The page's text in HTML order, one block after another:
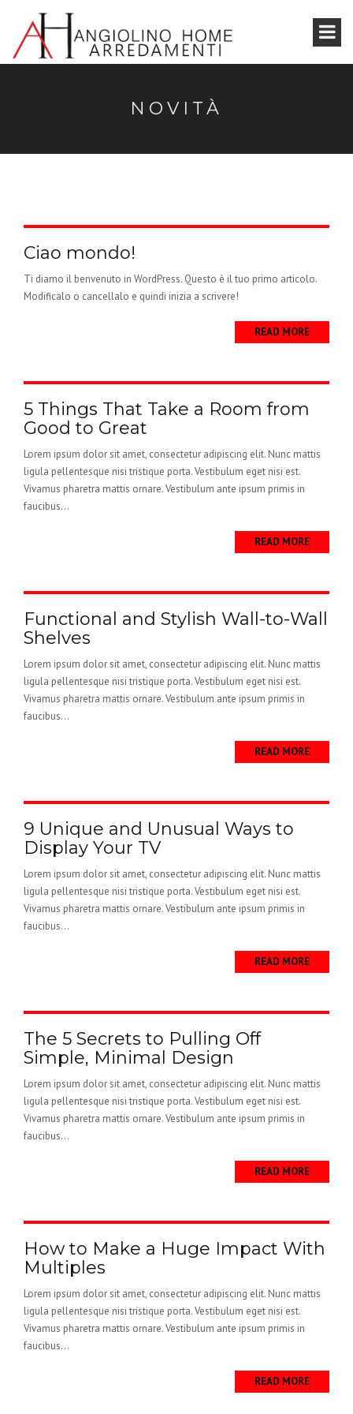
NOVITÀ
Ciao mondo!
Ti diamo il benvenuto in WordPress. Questo è il tuo primo articolo.
Modificalo o cancellalo e quindi inizia a scrivere!
READ MORE
5 Things That Take a Room from
Good to Great
Lorem ipsum dolor sit amet, consectetur adipiscing elit. Nunc mattis
ligula pellentesque nisi tristique porta. Vestibulum eget nisi est.
Vivamus pharetra mattis ornare. Vestibulum ante ipsum primis in
faucibus...
READ MORE
Functional and Stylish Wall-to-Wall
Shelves
Lorem ipsum dolor sit amet, consectetur adipiscing elit. Nunc mattis
ligula pellentesque nisi tristique porta. Vestibulum eget nisi est.
Vivamus pharetra mattis ornare. Vestibulum ante ipsum primis in
faucibus...
READ MORE
9 Unique and Unusual Ways to
Display Your TV
Lorem ipsum dolor sit amet, consectetur adipiscing elit. Nunc mattis
ligula pellentesque nisi tristique porta. Vestibulum eget nisi est.
Vivamus pharetra mattis ornare. Vestibulum ante ipsum primis in
faucibus...
READ MORE
The 5 Secrets to Pulling Off
Simple, Minimal Design
Lorem ipsum dolor sit amet, consectetur adipiscing elit. Nunc mattis
ligula pellentesque nisi tristique porta. Vestibulum eget nisi est.
Vivamus pharetra mattis ornare. Vestibulum ante ipsum primis in
faucibus...
READ MORE
How to Make a Huge Impact With
Multiples
Lorem ipsum dolor sit amet, consectetur adipiscing elit. Nunc mattis
ligula pellentesque nisi tristique porta. Vestibulum eget nisi est.
Vivamus pharetra mattis ornare. Vestibulum ante ipsum primis in
faucibus...
READ MORE